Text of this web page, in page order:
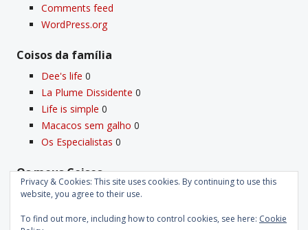
Comments feed
WordPress.org
Coisos da famí­lia
Dee's life 0
La Plume Dissidente 0
Life is simple 0
Macacos sem galho 0
Os Especialistas 0
Os meus Coisos
Deus0
Privacy & Cookies: This site uses cookies. By continuing to use this
website, you agree to their use.
To find out more, including how to control cookies, see here: Cookie